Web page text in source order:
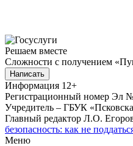
Решаем вместе
Сложности с получением
Написать
Информация 12+
Регистрационный номер Эл
Учредитель – ГБУК
Главный редактор Л.О.
безопасность: как не
Меню